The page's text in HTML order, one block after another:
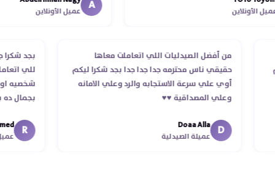
استلمت ..شكرا جزيلا ليكم
عميل الأونلاين
من أفضل الصيدليات اللي اتعاملت معاها
حقيقي ناس محترمه جدا جدا جدا بجد شكرا ليكم
أوي علي سرعة الاستجابه والرد وعلي الامانه
وعلي المصداقية ♥️♥️‏
D
Doaa Alla
عميلة الصيدلية